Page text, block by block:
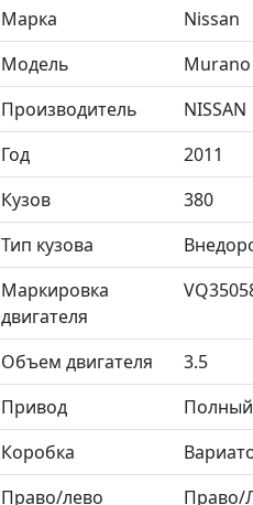
Марка
Nissan
Модель
Murano
Производитель
NISSAN
Год
2011
Кузов
380
Тип кузова
Маркировка
двигателя
Объем двигателя
3.5
Привод
Полный
Коробка
Право/лево
Право/